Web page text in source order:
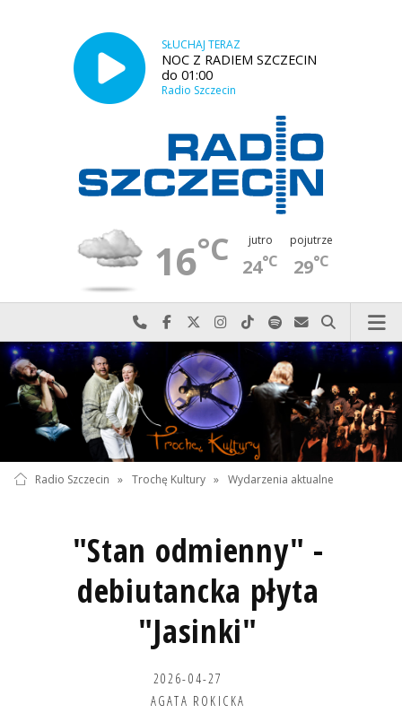
SŁUCHAJ TERAZ
NOC Z RADIEM SZCZECIN
do 01:00
Radio Szczecin
16°C jutro
24°C
pojutrze
29°C
Najlepiej po prostu do nas zadzwoń
Odwiedź nas na Facebook-u
Odwiedź nas na X
Odwiedź nas na Instagram-ie
Odwiedź nas na TikTok-u
Szukaj nas na Spotify
Wyślij do nas
Szukaj
Radio Szczecin » Trochę Kultury » Wydarzenia aktualne
"Stan odmienny" -
debiutancka płyta
"Jasinki"
2026-04-27
AGATA ROKICKA